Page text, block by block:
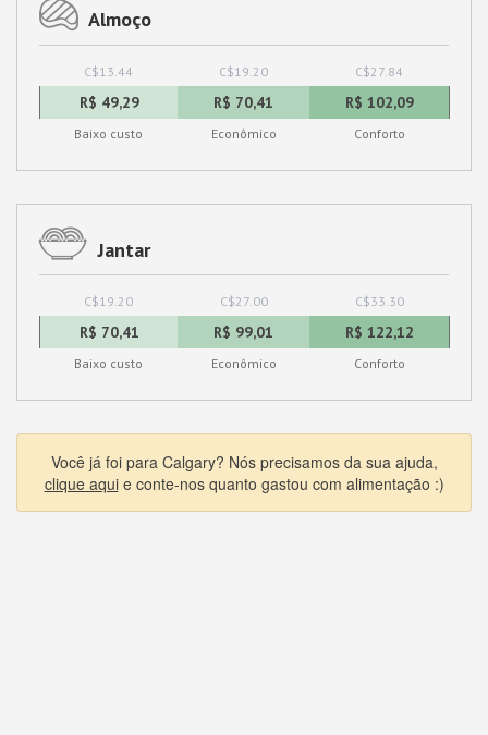
Almoço
C$13.44 C$19.20 C$27.84
R$ 49,29 R$ 70,41 R$ 102,09
Baixo custo Econômico Conforto
Jantar
C$19.20 C$27.00 C$33.30
R$ 70,41 R$ 99,01 R$ 122,12
Baixo custo Econômico Conforto
Você já foi para Calgary? Nós precisamos da sua ajuda,
clique aquie conte-nos quanto gastou com alimentação :)